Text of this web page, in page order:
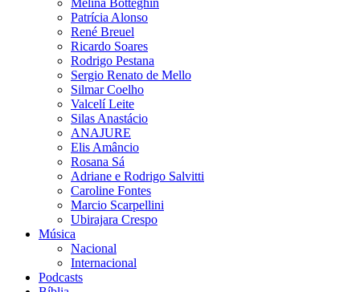
Melina Botteghin
Patrícia Alonso
René Breuel
Ricardo Soares
Rodrigo Pestana
Sergio Renato de Mello
Silmar Coelho
Valcelí Leite
Silas Anastácio
ANAJURE
Elis Amâncio
Rosana Sá
Adriane e Rodrigo Salvitti
Caroline Fontes
Marcio Scarpellini
Ubirajara Crespo
Música
Nacional
Internacional
Podcasts